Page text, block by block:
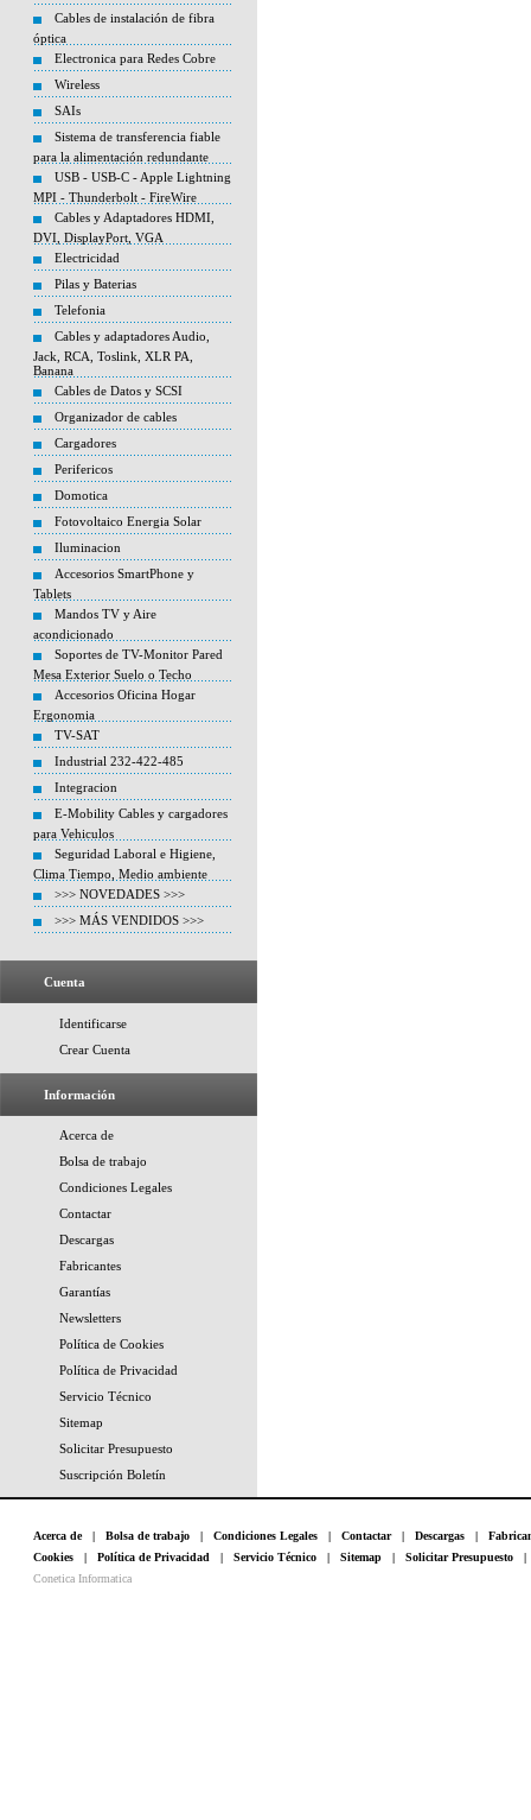
Cables de instalación de fibra
óptica
Electronica para Redes Cobre
Wireless
SAIs
Sistema de transferencia fiable
para la alimentación redundante
USB - USB-C - Apple Lightning
MPI - Thunderbolt - FireWire
Cables y Adaptadores HDMI,
DVI, DisplayPort, VGA
Electricidad
Pilas y Baterias
Telefonia
Cables y adaptadores Audio,
Jack, RCA, Toslink, XLR PA,
Banana
Cables de Datos y SCSI
Organizador de cables
Cargadores
Perifericos
Domotica
Fotovoltaico Energia Solar
Iluminacion
Accesorios SmartPhone y
Tablets
Mandos TV y Aire
acondicionado
Soportes de TV-Monitor Pared
Mesa Exterior Suelo o Techo
Accesorios Oficina Hogar
Ergonomia
TV-SAT
Industrial 232-422-485
Integracion
E-Mobility Cables y cargadores
para Vehiculos
Seguridad Laboral e Higiene,
Clima Tiempo, Medio ambiente
>>> NOVEDADES >>>
>>> MÁS VENDIDOS >>>
Cuenta
Identificarse
Crear Cuenta
Información
Acerca de
Bolsa de trabajo
Condiciones Legales
Contactar
Descargas
Fabricantes
Garantías
Newsletters
Política de Cookies
Política de Privacidad
Servicio Técnico
Sitemap
Solicitar Presupuesto
Suscripción Boletín
Acerca de| Bolsa de trabajo | Condiciones Legales | Contactar| Descargas |
Cookies | Política de Privacidad | Servicio Técnico | Sitemap | Solicitar Presupuesto
Conetica Informatica